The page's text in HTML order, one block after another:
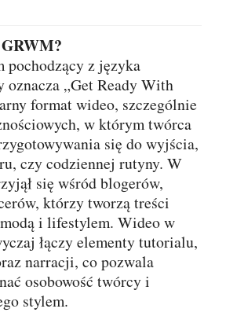
GRWM?
z języka
„Get Ready With
format wideo, szczególnie
w którym twórca
się do wyjścia,
czy codziennej rutyny. W
się wśród blogerów,
którzy tworzą treści
i lifestylem. Wideo w
łączy elementy tutorialu,
narracji, co pozwala
osobowość twórcy i
stylem.